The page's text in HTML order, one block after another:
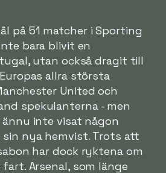
på 51 matcher i Sporting
bara blivit en
utan också dragit till
allra största
United och
spekulanterna - men
ännu inte visat någon
nya hemvist. Trots att
har dock ryktena om
Arsenal, som länge